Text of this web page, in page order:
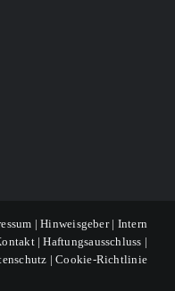
|Hinweisgeber| Intern
|Haftungsausschluss |
|Cookie-Richtlinie